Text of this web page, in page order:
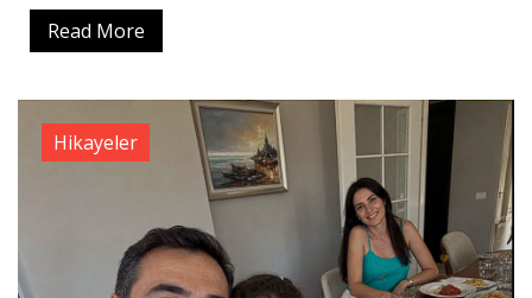
Read More
Hikayeler